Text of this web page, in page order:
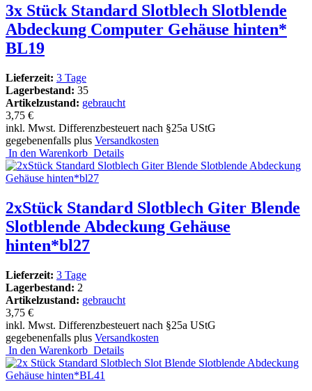
3x Stück Standard Slotblech Slotblende
Abdeckung Computer Gehäuse hinten*
BL19
Lieferzeit: 3 Tage
Lagerbestand: 35
Artikelzustand: gebraucht
3,75 €
inkl. Mwst. Differenzbesteuert nach §25a UStG
gegebenenfalls plus Versandkosten
In den Warenkorb Details
2xStück Standard Slotblech Giter Blende
Slotblende Abdeckung Gehäuse
hinten*bl27
Lieferzeit: 3 Tage
Lagerbestand: 2
Artikelzustand: gebraucht
3,75 €
inkl. Mwst. Differenzbesteuert nach §25a UStG
gegebenenfalls plus Versandkosten
In den Warenkorb Details